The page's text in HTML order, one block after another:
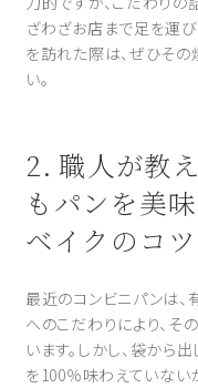
ざわざお店まで足を運
を訪れた際は、ぜひそ
い。
2. 職人が教
もパンを美
ベイクのコツ
最近のコンビニパンは、
へのこだわりにより、
います。しかし、袋から
を100％味わえていない